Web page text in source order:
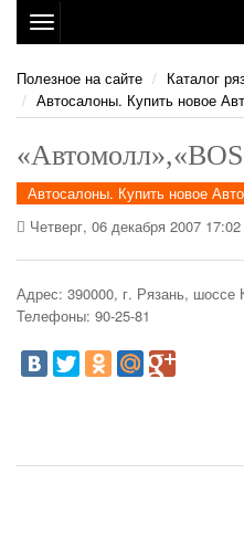
Toggle
navigation
Полезное на сайте
Каталог
Автосалоны. Купить новое
Автосалоны. Купить новое Авто
Четверг, 06 декабря 2007 17:02
Адрес: 390000, г. Рязань, шоссе
Телефоны: 90-25-81